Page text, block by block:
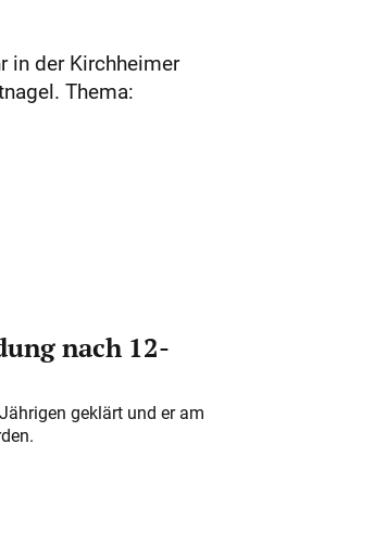
in der Kirchheimer
Thema:
nach 12-
geklärt und er am